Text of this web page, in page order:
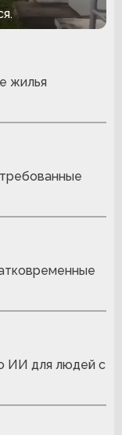
жилья
ИИ для людей с